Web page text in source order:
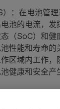
：在电池管
池的电流，发
（SoC）和
性能和寿命的
区域内工作
健康和安全产